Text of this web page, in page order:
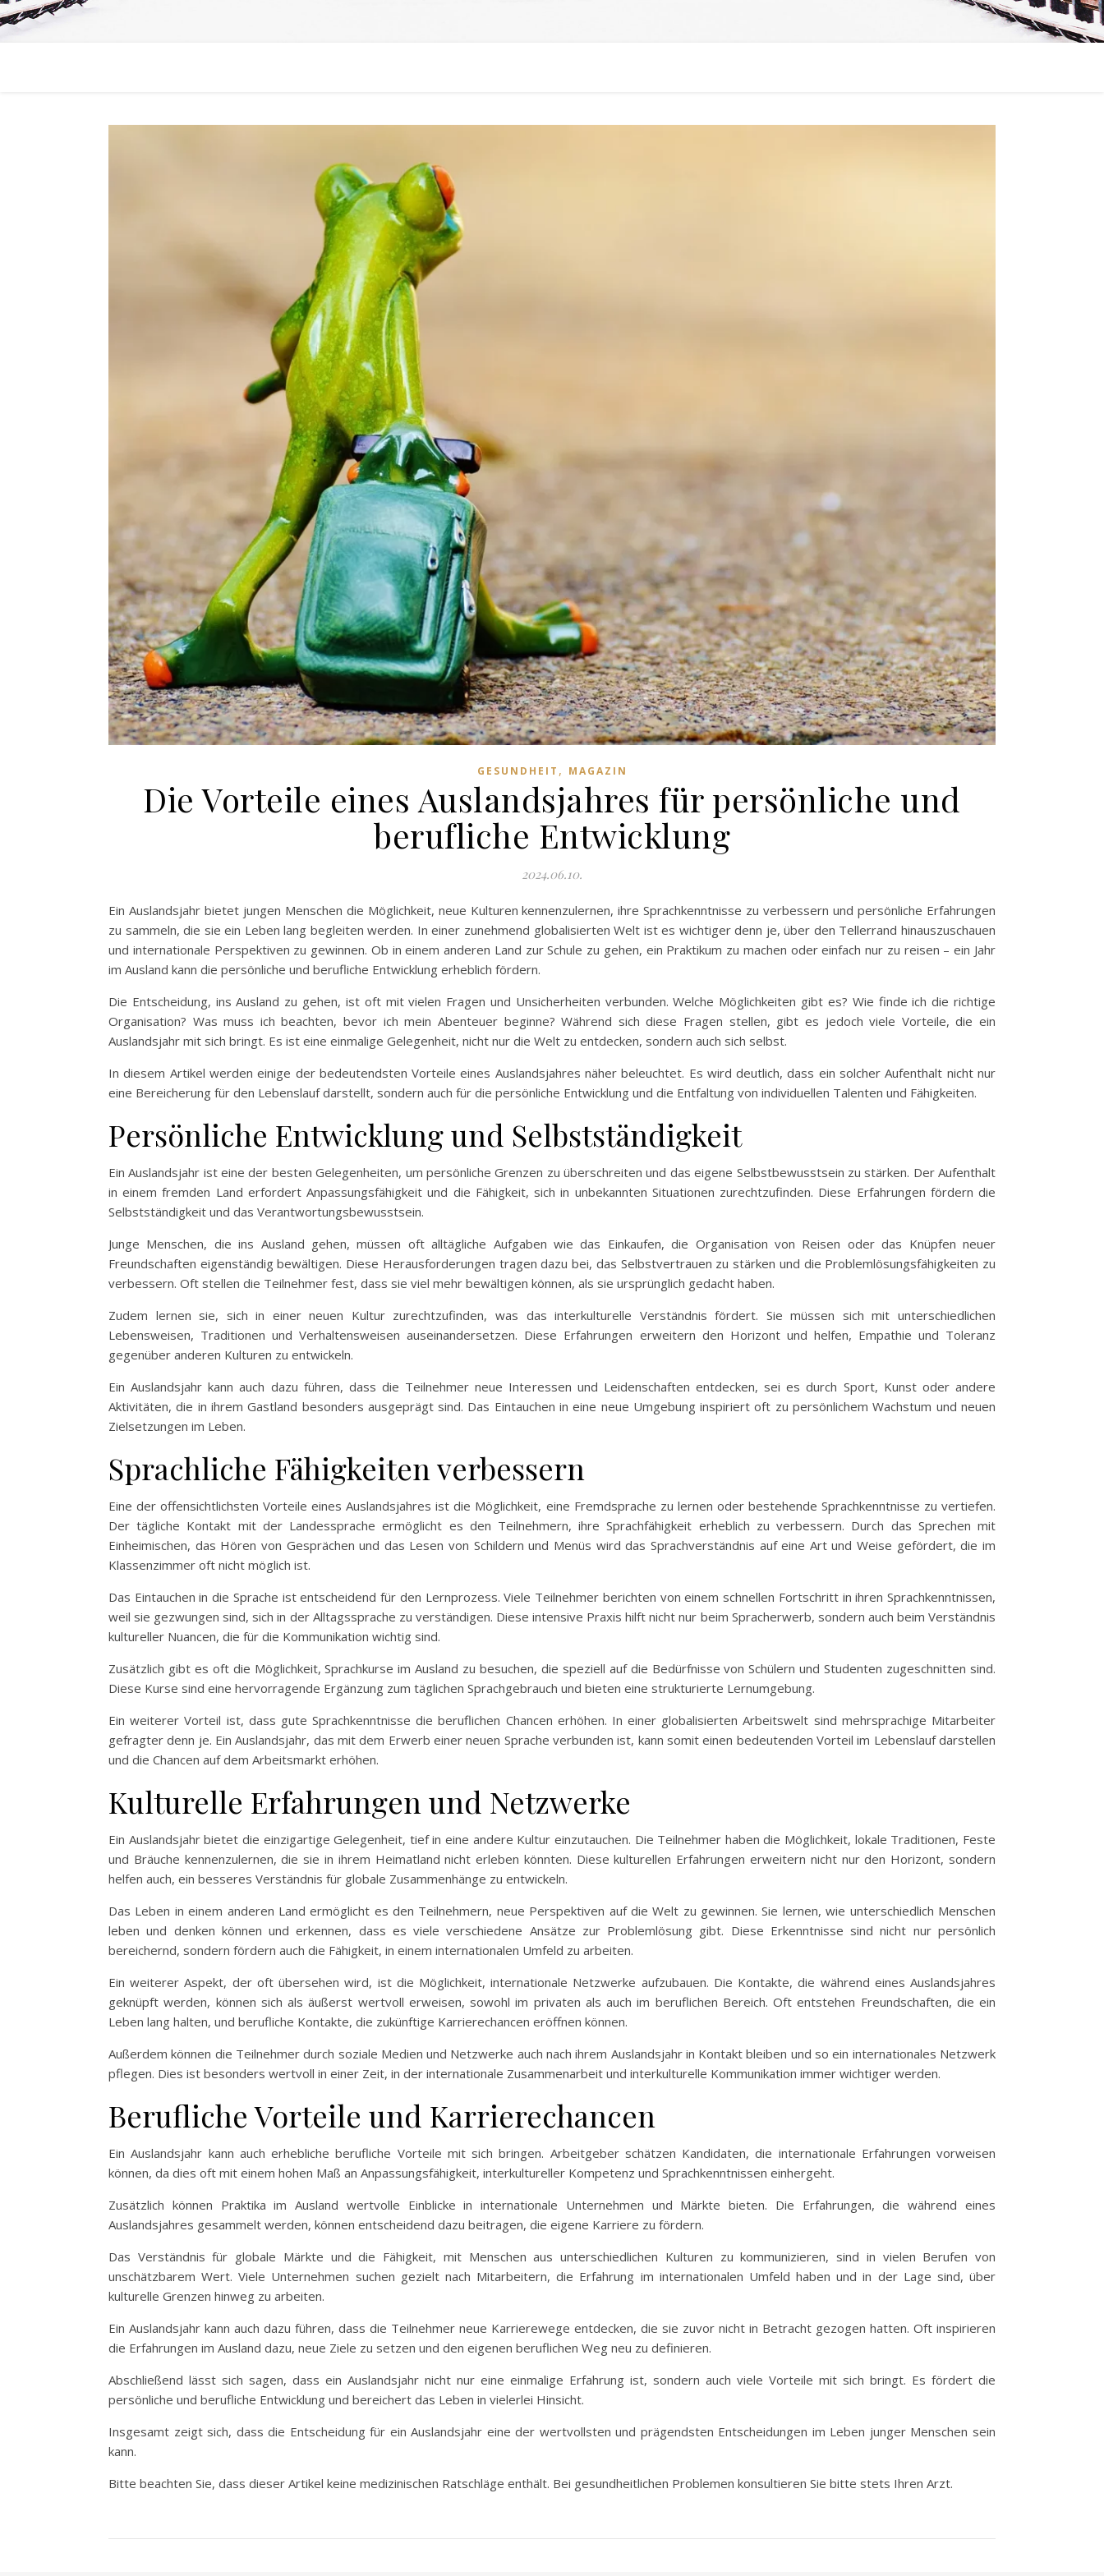
GESUNDHEIT , MAGAZIN
Die Vorteile eines Auslandsjahres für persönliche und
berufliche Entwicklung
2024.06.10.
Ein Auslandsjahr bietet jungen Menschen die Möglichkeit, neue Kulturen kennenzulernen, ihre Sprachkenntnisse zu verbessern und persönliche Erfahrungen
zu sammeln, die sie ein Leben lang begleiten werden. In einer zunehmend globalisierten Welt ist es wichtiger denn je, über den Tellerrand hinauszuschauen
und internationale Perspektiven zu gewinnen. Ob in einem anderen Land zur Schule zu gehen, ein Praktikum zu machen oder einfach nur zu reisen – ein Jahr
im Ausland kann die persönliche und berufliche Entwicklung erheblich fördern.
Die Entscheidung, ins Ausland zu gehen, ist oft mit vielen Fragen und Unsicherheiten verbunden. Welche Möglichkeiten gibt es? Wie finde ich die richtige
Organisation? Was muss ich beachten, bevor ich mein Abenteuer beginne? Während sich diese Fragen stellen, gibt es jedoch viele Vorteile, die ein
Auslandsjahr mit sich bringt. Es ist eine einmalige Gelegenheit, nicht nur die Welt zu entdecken, sondern auch sich selbst.
In diesem Artikel werden einige der bedeutendsten Vorteile eines Auslandsjahres näher beleuchtet. Es wird deutlich, dass ein solcher Aufenthalt nicht nur
eine Bereicherung für den Lebenslauf darstellt, sondern auch für die persönliche Entwicklung und die Entfaltung von individuellen Talenten und Fähigkeiten.
Persönliche Entwicklung und Selbstständigkeit
Ein Auslandsjahr ist eine der besten Gelegenheiten, um persönliche Grenzen zu überschreiten und das eigene Selbstbewusstsein zu stärken. Der Aufenthalt
in einem fremden Land erfordert Anpassungsfähigkeit und die Fähigkeit, sich in unbekannten Situationen zurechtzufinden. Diese Erfahrungen fördern die
Selbstständigkeit und das Verantwortungsbewusstsein.
Junge Menschen, die ins Ausland gehen, müssen oft alltägliche Aufgaben wie das Einkaufen, die Organisation von Reisen oder das Knüpfen neuer
Freundschaften eigenständig bewältigen. Diese Herausforderungen tragen dazu bei, das Selbstvertrauen zu stärken und die Problemlösungsfähigkeiten zu
verbessern. Oft stellen die Teilnehmer fest, dass sie viel mehr bewältigen können, als sie ursprünglich gedacht haben.
Zudem lernen sie, sich in einer neuen Kultur zurechtzufinden, was das interkulturelle Verständnis fördert. Sie müssen sich mit unterschiedlichen
Lebensweisen, Traditionen und Verhaltensweisen auseinandersetzen. Diese Erfahrungen erweitern den Horizont und helfen, Empathie und Toleranz
gegenüber anderen Kulturen zu entwickeln.
Ein Auslandsjahr kann auch dazu führen, dass die Teilnehmer neue Interessen und Leidenschaften entdecken, sei es durch Sport, Kunst oder andere
Aktivitäten, die in ihrem Gastland besonders ausgeprägt sind. Das Eintauchen in eine neue Umgebung inspiriert oft zu persönlichem Wachstum und neuen
Zielsetzungen im Leben.
Sprachliche Fähigkeiten verbessern
Eine der offensichtlichsten Vorteile eines Auslandsjahres ist die Möglichkeit, eine Fremdsprache zu lernen oder bestehende Sprachkenntnisse zu vertiefen.
Der tägliche Kontakt mit der Landessprache ermöglicht es den Teilnehmern, ihre Sprachfähigkeit erheblich zu verbessern. Durch das Sprechen mit
Einheimischen, das Hören von Gesprächen und das Lesen von Schildern und Menüs wird das Sprachverständnis auf eine Art und Weise gefördert, die im
Klassenzimmer oft nicht möglich ist.
Das Eintauchen in die Sprache ist entscheidend für den Lernprozess. Viele Teilnehmer berichten von einem schnellen Fortschritt in ihren Sprachkenntnissen,
weil sie gezwungen sind, sich in der Alltagssprache zu verständigen. Diese intensive Praxis hilft nicht nur beim Spracherwerb, sondern auch beim Verständnis
kultureller Nuancen, die für die Kommunikation wichtig sind.
Zusätzlich gibt es oft die Möglichkeit, Sprachkurse im Ausland zu besuchen, die speziell auf die Bedürfnisse von Schülern und Studenten zugeschnitten sind.
Diese Kurse sind eine hervorragende Ergänzung zum täglichen Sprachgebrauch und bieten eine strukturierte Lernumgebung.
Ein weiterer Vorteil ist, dass gute Sprachkenntnisse die beruflichen Chancen erhöhen. In einer globalisierten Arbeitswelt sind mehrsprachige Mitarbeiter
gefragter denn je. Ein Auslandsjahr, das mit dem Erwerb einer neuen Sprache verbunden ist, kann somit einen bedeutenden Vorteil im Lebenslauf darstellen
und die Chancen auf dem Arbeitsmarkt erhöhen.
Kulturelle Erfahrungen und Netzwerke
Ein Auslandsjahr bietet die einzigartige Gelegenheit, tief in eine andere Kultur einzutauchen. Die Teilnehmer haben die Möglichkeit, lokale Traditionen, Feste
und Bräuche kennenzulernen, die sie in ihrem Heimatland nicht erleben könnten. Diese kulturellen Erfahrungen erweitern nicht nur den Horizont, sondern
helfen auch, ein besseres Verständnis für globale Zusammenhänge zu entwickeln.
Das Leben in einem anderen Land ermöglicht es den Teilnehmern, neue Perspektiven auf die Welt zu gewinnen. Sie lernen, wie unterschiedlich Menschen
leben und denken können und erkennen, dass es viele verschiedene Ansätze zur Problemlösung gibt. Diese Erkenntnisse sind nicht nur persönlich
bereichernd, sondern fördern auch die Fähigkeit, in einem internationalen Umfeld zu arbeiten.
Ein weiterer Aspekt, der oft übersehen wird, ist die Möglichkeit, internationale Netzwerke aufzubauen. Die Kontakte, die während eines Auslandsjahres
geknüpft werden, können sich als äußerst wertvoll erweisen, sowohl im privaten als auch im beruflichen Bereich. Oft entstehen Freundschaften, die ein
Leben lang halten, und berufliche Kontakte, die zukünftige Karrierechancen eröffnen können.
Außerdem können die Teilnehmer durch soziale Medien und Netzwerke auch nach ihrem Auslandsjahr in Kontakt bleiben und so ein internationales Netzwerk
pflegen. Dies ist besonders wertvoll in einer Zeit, in der internationale Zusammenarbeit und interkulturelle Kommunikation immer wichtiger werden.
Berufliche Vorteile und Karrierechancen
Ein Auslandsjahr kann auch erhebliche berufliche Vorteile mit sich bringen. Arbeitgeber schätzen Kandidaten, die internationale Erfahrungen vorweisen
können, da dies oft mit einem hohen Maß an Anpassungsfähigkeit, interkultureller Kompetenz und Sprachkenntnissen einhergeht.
Zusätzlich können Praktika im Ausland wertvolle Einblicke in internationale Unternehmen und Märkte bieten. Die Erfahrungen, die während eines
Auslandsjahres gesammelt werden, können entscheidend dazu beitragen, die eigene Karriere zu fördern.
Das Verständnis für globale Märkte und die Fähigkeit, mit Menschen aus unterschiedlichen Kulturen zu kommunizieren, sind in vielen Berufen von
unschätzbarem Wert. Viele Unternehmen suchen gezielt nach Mitarbeitern, die Erfahrung im internationalen Umfeld haben und in der Lage sind, über
kulturelle Grenzen hinweg zu arbeiten.
Ein Auslandsjahr kann auch dazu führen, dass die Teilnehmer neue Karrierewege entdecken, die sie zuvor nicht in Betracht gezogen hatten. Oft inspirieren
die Erfahrungen im Ausland dazu, neue Ziele zu setzen und den eigenen beruflichen Weg neu zu definieren.
Abschließend lässt sich sagen, dass ein Auslandsjahr nicht nur eine einmalige Erfahrung ist, sondern auch viele Vorteile mit sich bringt. Es fördert die
persönliche und berufliche Entwicklung und bereichert das Leben in vielerlei Hinsicht.
Insgesamt zeigt sich, dass die Entscheidung für ein Auslandsjahr eine der wertvollsten und prägendsten Entscheidungen im Leben junger Menschen sein
kann.
Bitte beachten Sie, dass dieser Artikel keine medizinischen Ratschläge enthält. Bei gesundheitlichen Problemen konsultieren Sie bitte stets Ihren Arzt.